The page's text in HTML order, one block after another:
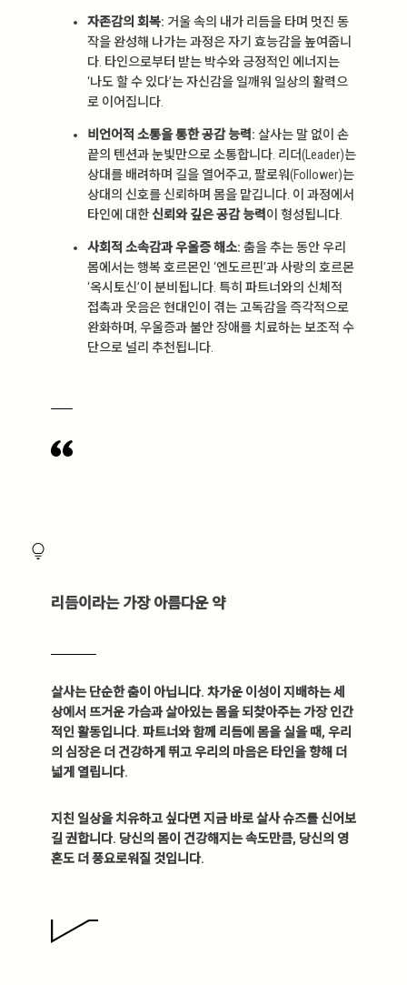
자존감의 회복: 거울 속의 내가 리듬을 타며 멋진 동
작을 완성해 나가는 과정은 자기 효능감을 높여줍니
다. 타인으로부터 받는 박수와 긍정적인 에너지는
‘나도 할 수 있다’는 자신감을 일깨워 일상의 활력으
로 이어집니다.
비언어적 소통을 통한 공감 능력: 살사는 말 없이 손
끝의 텐션과 눈빛만으로 소통합니다. 리더(Leader)는
상대를 배려하며 길을 열어주고, 팔로워(Follower)는
상대의 신호를 신뢰하며 몸을 맡깁니다. 이 과정에서
타인에 대한 신뢰와 깊은 공감 능력 이 형성됩니다.
사회적 소속감과 우울증 해소: 춤을 추는 동안 우리
몸에서는 행복 호르몬인 ‘엔도르핀’과 사랑의 호르몬
‘옥시토신’이 분비됩니다. 특히 파트너와의 신체적
접촉과 웃음은 현대인이 겪는 고독감을 즉각적으로
완화하며, 우울증과 불안 장애를 치료하는 보조적 수
단으로 널리 추천됩니다.
리듬이라는 가장 아름다운 약
살사는 단순한 춤이 아닙니다. 차가운 이성이 지배하는 세
상에서 뜨거운 가슴과 살아있는 몸을 되찾아주는 가장 인간
적인 활동입니다. 파트너와 함께 리듬에 몸을 실을 때, 우리
의 심장은 더 건강하게 뛰고 우리의 마음은 타인을 향해 더
넓게 열립니다.
지친 일상을 치유하고 싶다면 지금 바로 살사 슈즈를 신어보
길 권합니다. 당신의 몸이 건강해지는 속도만큼, 당신의 영
혼도 더 풍요로워질 것입니다.